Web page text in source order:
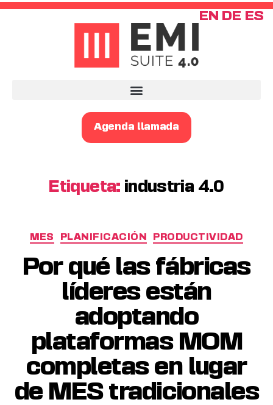
Agenda llamada
Etiqueta: industria 4.0
MES PLANIFICACIÓN PRODUCTIVIDAD
Por qué las fábricas
líderes están
adoptando
plataformas MOM
completas en lugar
de MES tradicionales
EN DE ES